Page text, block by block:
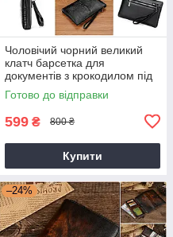
Чоловічий чорний великий
клатч барсетка для
документів з крокодилом під
рептилію
Готово до відправки
599 ₴ 800 ₴
Купити
–24%